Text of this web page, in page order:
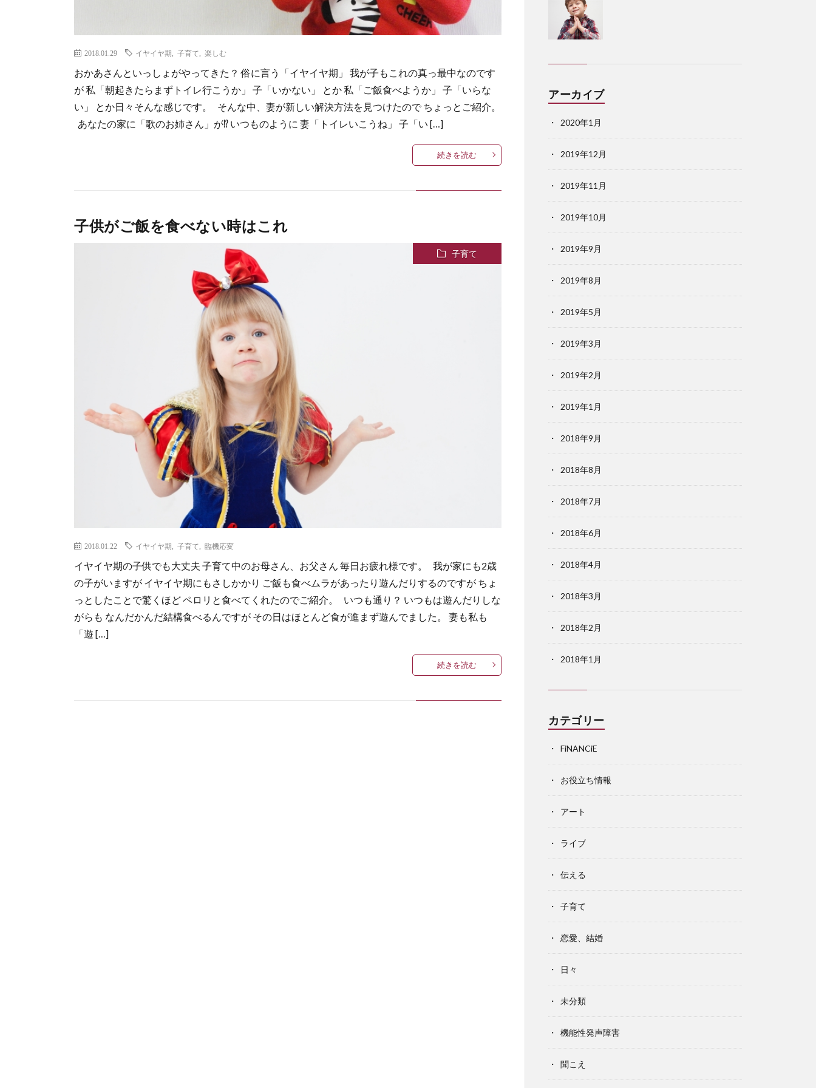
2018.01.29 イヤイヤ期 子育て 楽しむ
おかあさんといっしょがやってきた？ 俗に言う「イヤイヤ期」 我が子もこれの真っ最中なのです
が 私「朝起きたらまずトイレ行こうか」 子「いかない」 とか 私「ご飯食べようか」 子「いらな
い」 とか日々そんな感じです。 そんな中、妻が新しい解決方法を見つけたので ちょっとご紹介。
あなたの家に「歌のお姉さん」が⁉︎ いつものように 妻「トイレいこうね」 子「い […]
続きを読む
子供がご飯を食べない時はこれ
子育て
2018.01.22 イヤイヤ期 子育て 臨機応変
イヤイヤ期の子供でも大丈夫 子育て中のお母さん、お父さん 毎日お疲れ様です。 我が家にも2歳
の子がいますが イヤイヤ期にもさしかかり ご飯も食べムラがあったり遊んだりするのですが ちょ
っとしたことで驚くほど ペロリと食べてくれたのでご紹介。 いつも通り？ いつもは遊んだりしな
がらも なんだかんだ結構食べるんですが その日はほとんど食が進まず遊んでました。 妻も私も
「遊 […]
続きを読む
アーカイブ
2020年1月
2019年12月
2019年11月
2019年10月
2019年9月
2019年8月
2019年5月
2019年3月
2019年2月
2019年1月
2018年9月
2018年8月
2018年7月
2018年6月
2018年4月
2018年3月
2018年2月
2018年1月
カテゴリー
FiNANCiE
お役立ち情報
アート
ライブ
伝える
子育て
恋愛、結婚
日々
未分類
機能性発声障害
聞こえ